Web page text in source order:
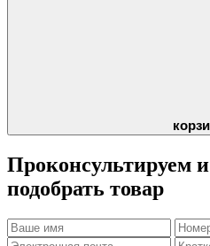
Проконсультируем
подобрать товар